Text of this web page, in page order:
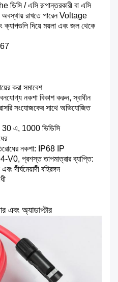
/ এসি রূপান্তরকারী বা এসি
অবস্থায় রাখতে পারেন Voltage
ক্যাপগুলি দিয়ে ময়লা এবং জল থেকে
67
করা সমাবেশ
নকশা বিকাশ করুন, স্বাধীন
সংযোজকের সাথে অভিযোজিত
30 এ, 1000 ভিডিসি
নকশা: IP68 IP
V0, প্রশস্ত তাপমাত্রার ব্যাপ্তি:
দীর্ঘমেয়াদী বহিরঙ্গন
এবং অ্যাডাপ্টার